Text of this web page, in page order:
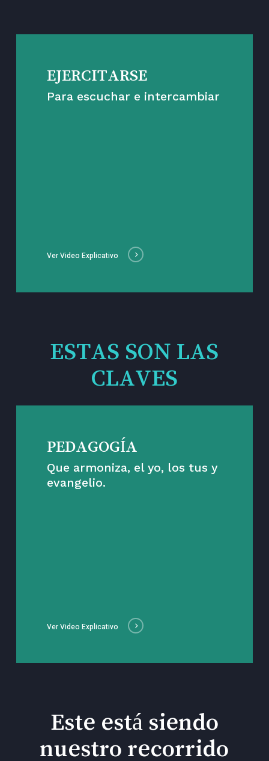
EJERCITARSE
Para escuchar e intercambiar
Ver Video Explicativo
ESTAS SON LAS
CLAVES
PEDAGOGÍA
Que armoniza, el yo, los tus y
evangelio.
Ver Video Explicativo
Este está siendo
nuestro recorrido